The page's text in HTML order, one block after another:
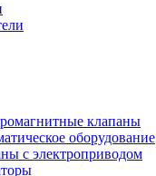
клапаны
оборудование
с электроприводом